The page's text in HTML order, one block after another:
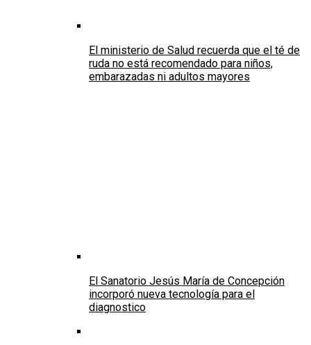
El ministerio de Salud recuerda que el té de
ruda no está recomendado para niños,
embarazadas ni adultos mayores
El Sanatorio Jesús María de Concepción
incorporó nueva tecnología para el
diagnostico